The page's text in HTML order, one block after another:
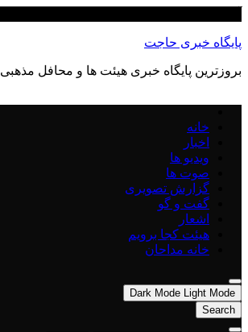
content
پایگاه خبری حاجت
بروزترین پایگاه‌ خبری هیئت ها و محافل مذهبی
خانه
اخبار
ویدیو ها
صوت ها
گزارش تصویری
گفت و گو
اشعار
هیئت کجا برویم
خانه مداحان
Dark Mode Light Mode
Search